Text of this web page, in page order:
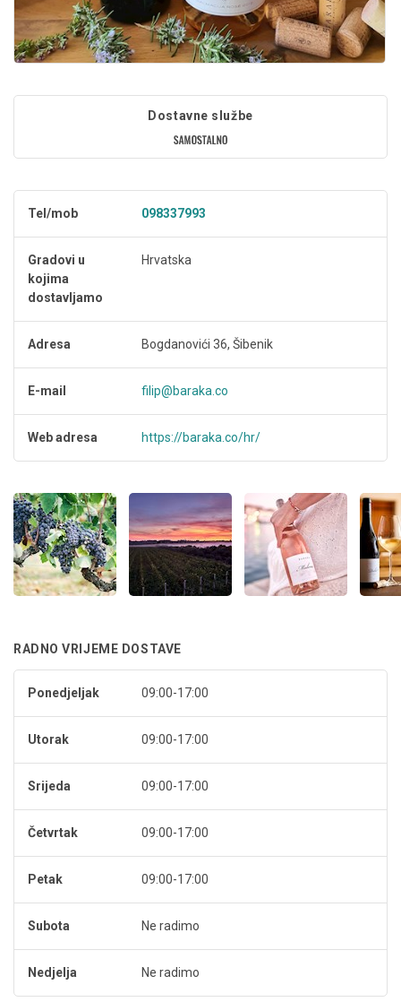
Dostavne službe
Tel/mob 098337993
Gradovi u
kojima
dostavljamo
Hrvatska
Adresa Bogdanovići 36, Šibenik
E-mail filip@baraka.co
Web adresa https://baraka.co/hr/
RADNO VRIJEME DOSTAVE
Ponedjeljak 09:00-17:00
Utorak 09:00-17:00
Srijeda 09:00-17:00
Četvrtak 09:00-17:00
Petak 09:00-17:00
Subota Ne radimo
Nedjelja Ne radimo